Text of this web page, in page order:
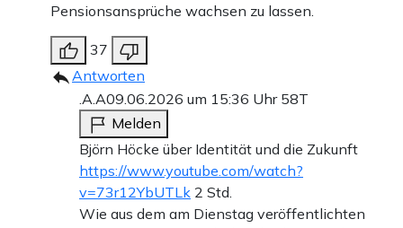
Pensionsansprüche wachsen zu lassen.
37
Antworten
.A.A09.06.2026 um 15:36 Uhr 58T
Melden
Björn Höcke über Identität und die Zukunft
https://www.youtube.com/watch?
v=73r12YbUTLk 2 Std.
Wie aus dem am Dienstag veröffentlichten